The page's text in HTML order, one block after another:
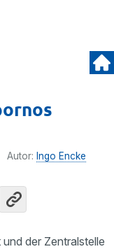
Autor: Ingo Encke
der Zentralstelle